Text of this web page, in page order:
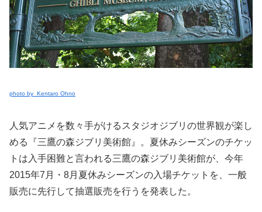
photo by Kentaro Ohno
人気アニメを数々手がけるスタジオジブリの世界観が楽し
める『三鷹の森ジブリ美術館』。夏休みシーズンのチケッ
トは入手困難と言われる三鷹の森ジブリ美術館が、今年
2015年7月・8月夏休みシーズンの入場チケットを、一般
販売に先行して抽選販売を行うを発表した。